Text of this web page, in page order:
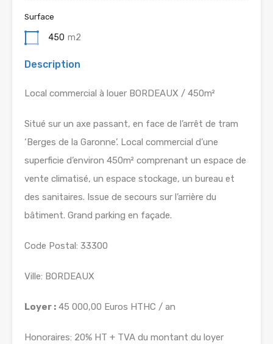
Surface
450 m2
Description
Local commercial à louer BORDEAUX / 450m²
Situé sur un axe passant, en face de l’arrêt de tram
‘Berges de la Garonne’. Local commercial d’une
superficie d’environ 450m² comprenant un espace de
vente climatisé, un espace stockage, un bureau et
des sanitaires. Issue de secours sur l’arrière du
bâtiment. Grand parking en façade.
Code Postal: 33300
Ville: BORDEAUX
Loyer : 45 000,00 Euros HTHC / an
Honoraires: 20% HT + TVA du montant du loyer